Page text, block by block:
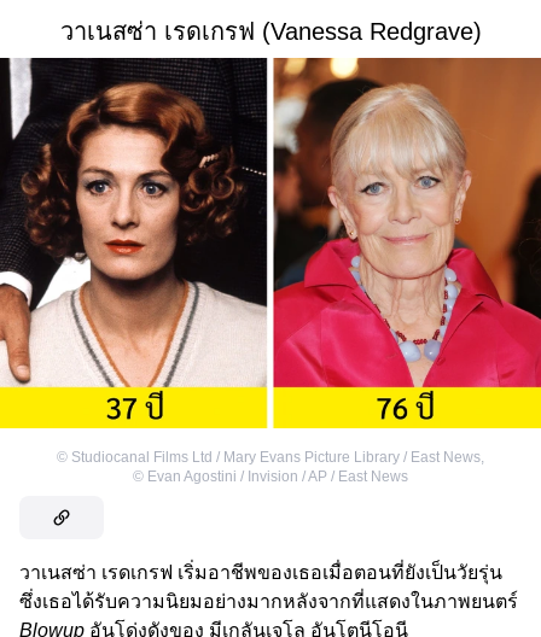
วาเนสซ่า เรดเกรฟ (Vanessa Redgrave)
© Studiocanal Films Ltd / Mary Evans Picture Library / East News,
© Evan Agostini / Invision / AP / East News
วาเนสซ่า เรดเกรฟ เริ่มอาชีพของเธอเมื่อตอนที่ยังเป็นวัยรุ่น
ซึ่งเธอได้รับความนิยมอย่างมากหลังจากที่แสดงในภาพยนตร์
Blowup อันโด่งดังของ มีเกลันเจโล อันโตนีโอนี